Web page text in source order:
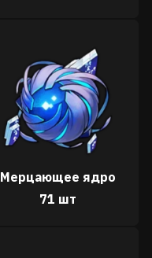
Мерцающее ядро
71 шт